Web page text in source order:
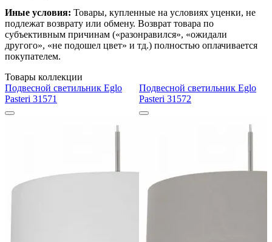
Иные условия: Товары, купленные на условиях уценки, не
подлежат возврату или обмену. Возврат товара по
субъективным причинам («разонравился», «ожидали
другого», «не подошел цвет» и тд.) полностью оплачивается
покупателем.
Товары коллекции
Подвесной светильник Eglo
Pasteri 31571
Подвесной светильник Eglo
Pasteri 31572